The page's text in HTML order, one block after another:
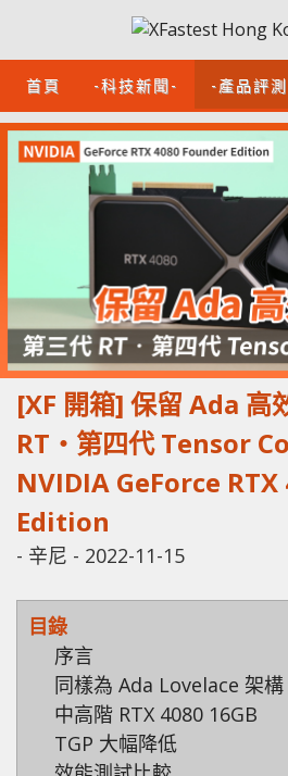
首頁 -科技新聞- -產品評
[XF 開箱] 保留 Ada 高
RT‧第四代 Tensor
NVIDIA GeForce
Edition
- 辛尼 - 2022-11-15
目錄
序言
同樣為 Ada Lovelace 架構
中高階 RTX 4080 16GB
TGP 大幅降低